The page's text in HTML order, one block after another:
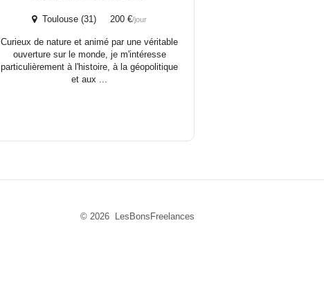
Toulouse (31) 200 €/jour
Curieux de nature et animé par une véritable
ouverture sur le monde, je m'intéresse
particulièrement à l'histoire, à la géopolitique
et aux ...
© 2026 LesBonsFreelances